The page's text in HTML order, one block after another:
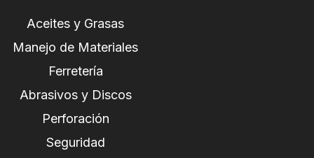
Aceites y Grasas
Manejo de Materiales
Ferretería
Abrasivos y Discos
Perforación
Seguridad